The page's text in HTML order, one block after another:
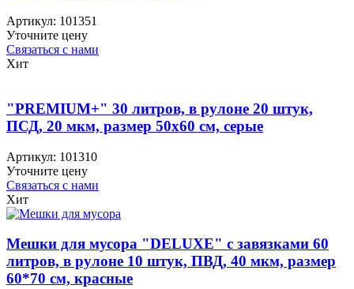
Артикул: 101351
Уточните цену
Связаться с нами
Хит
"PREMIUM+" 30 литров, в рулоне 20 штук,
ПСД, 20 мкм, размер 50х60 см, серые
Артикул: 101310
Уточните цену
Связаться с нами
Хит
Мешки для мусора "DELUXE" с завязками 60
литров, в рулоне 10 штук, ПВД, 40 мкм, размер
60*70 см, красные